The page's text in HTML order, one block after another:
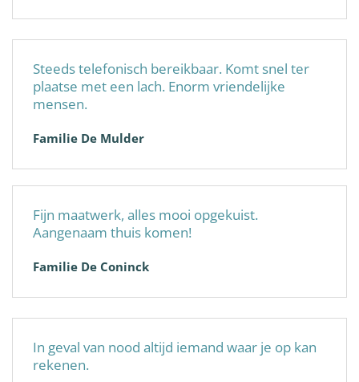
Steeds telefonisch bereikbaar. Komt snel ter
plaatse met een lach. Enorm vriendelijke
mensen.
Familie De Mulder
Fijn maatwerk, alles mooi opgekuist.
Aangenaam thuis komen!
Familie De Coninck
In geval van nood altijd iemand waar je op kan
rekenen.